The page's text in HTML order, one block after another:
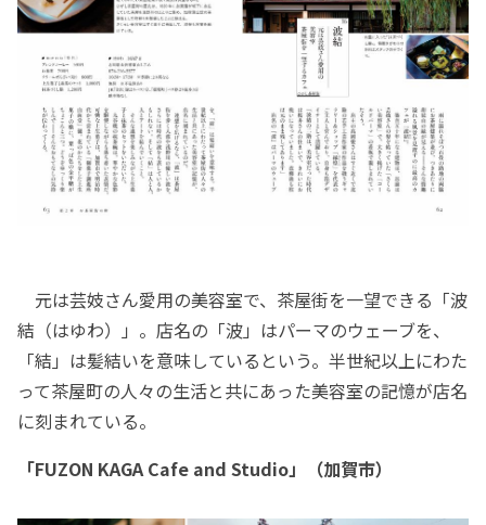
元は芸妓さん愛用の美容室で、茶屋街を一望できる「波
結（はゆわ）」。店名の「波」はパーマのウェーブを、
「結」は髪結いを意味しているという。半世紀以上にわた
って茶屋町の人々の生活と共にあった美容室の記憶が店名
に刻まれている。
「FUZON KAGA Cafe and Studio」（加賀市）